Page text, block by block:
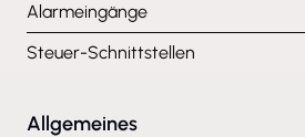
Alarmeingänge
Steuer-Schnittstellen
Allgemeines